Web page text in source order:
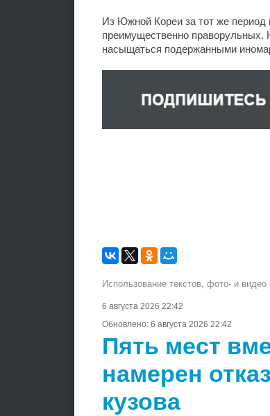
Из Южной Кореи за тот же период
преимущественно праворульных.
насыщаться подержанными
Использование текстов, фото- и
6 августа 2026 22:42
Обновлено: 6 августа 2026 22:42
Пять мест
намерен
кузова